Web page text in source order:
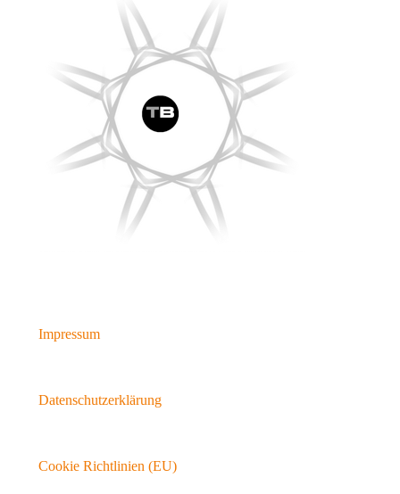
Impressum
Datenschutzerklärung
Cookie Richtlinien (EU)